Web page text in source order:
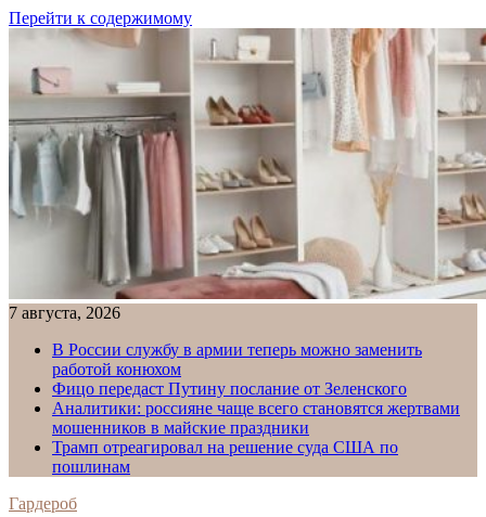
Перейти к содержимому
7 августа, 2026
В России службу в армии теперь можно заменить
работой конюхом
Фицо передаст Путину послание от Зеленского
Аналитики: россияне чаще всего становятся жертвами
мошенников в майские праздники
Трамп отреагировал на решение суда США по
пошлинам
Гардероб